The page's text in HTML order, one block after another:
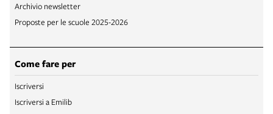
Archivio newsletter
Proposte per le scuole 2025-2026
Come fare per
Iscriversi
Iscriversi a Emilib